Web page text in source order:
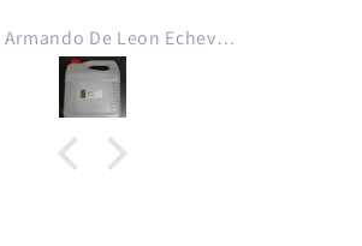
..
cigarro
Pedro Armando De Leon Echeverria
calidad,
perfectamente, el
compara con
David